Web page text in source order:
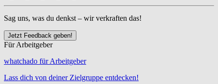
Sag uns, was du denkst – wir verkraften das!
Jetzt Feedback geben!
Für Arbeitgeber
whatchado für Arbeitgeber
Lass dich von deiner Zielgruppe entdecken!